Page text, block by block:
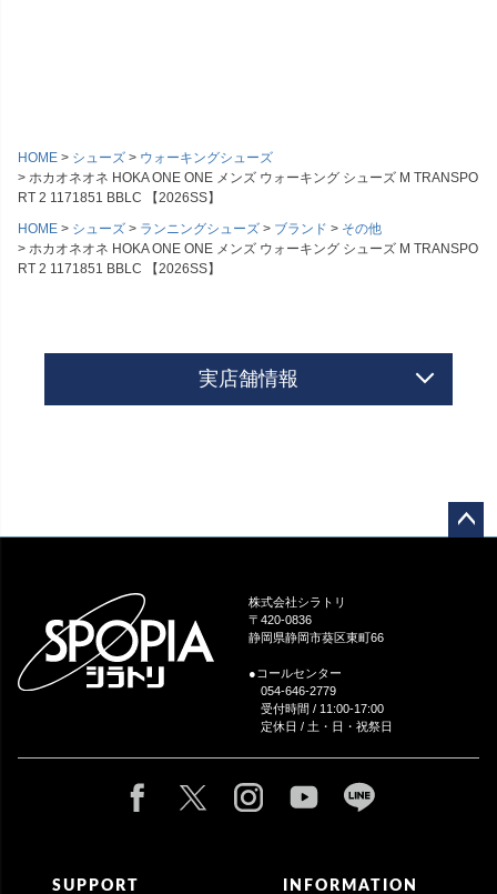
HOME シューズ
ウォーキングシューズ
ホカオネオネ HOKA ONE ONE メンズ ウォーキング シューズ M TRANSPO
RT 2 1171851 BBLC 【2026SS】
HOME
シューズ ランニングシューズ ブランド
その他
ホカオネオネ HOKA ONE ONE メンズ ウォーキング シューズ M TRANSPO
RT 2 1171851 BBLC 【2026SS】
実店舗情報
株式会社シラトリ
〒420-0836
静岡県静岡市葵区東町66
●コールセンター
054-646-2779
受付時間 / 11:00-17:00
定休日 / 土・日・祝祭日
SUPPORT INFORMATION